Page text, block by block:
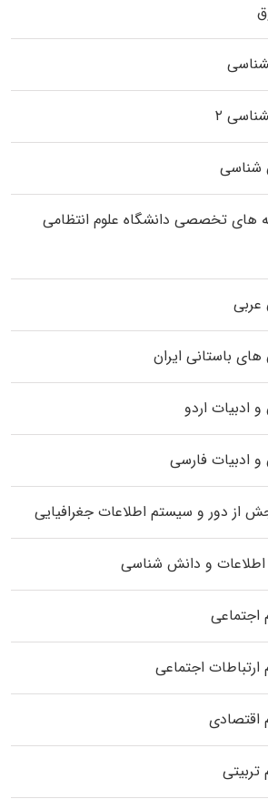
۲
شناسی
ﻫﺎی تخصصی داﻧﺸﮕﺎه ﻋﻠﻮم انتظامی
عربی
باستانی ایران
ادبیات اردو
و ادبیات فارسی
از دور و سیستم اطلاعات جغرافیایی
اطلاعات و دانش شناسی
اجتماعی
اجتماعی
اقتصادی